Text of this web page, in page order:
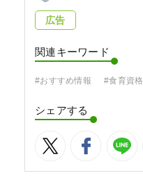
広告
関連キーワード
#おすすめ情報 #食育資格
シェアする